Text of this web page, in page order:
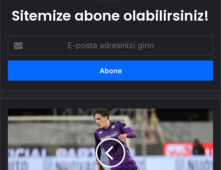
Sitemize abone olabilirsiniz!
posta
adresinizi
İtalya'da
13
bahis
soruşturması:
Aralarında